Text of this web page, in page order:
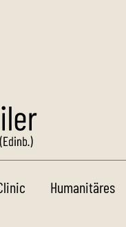
Humanitäres